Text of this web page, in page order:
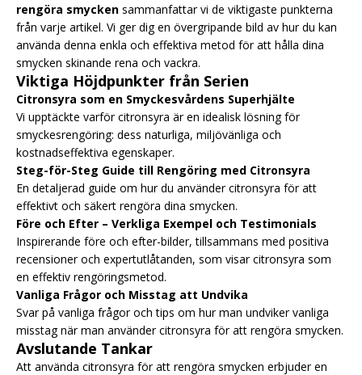
rengöra smycken sammanfattar vi de viktigaste punkterna
från varje artikel. Vi ger dig en övergripande bild av hur du kan
använda denna enkla och effektiva metod för att hålla dina
smycken skinande rena och vackra.
Viktiga Höjdpunkter från Serien
Citronsyra som en Smyckesvårdens Superhjälte
Vi upptäckte varför citronsyra är en idealisk lösning för
smyckesrengöring: dess naturliga, miljövänliga och
kostnadseffektiva egenskaper.
Steg-för-Steg Guide till Rengöring med Citronsyra
En detaljerad guide om hur du använder citronsyra för att
effektivt och säkert rengöra dina smycken.
Före och Efter – Verkliga Exempel och Testimonials
Inspirerande före och efter-bilder, tillsammans med positiva
recensioner och expertutlåtanden, som visar citronsyra som
en effektiv rengöringsmetod.
Vanliga Frågor och Misstag att Undvika
Svar på vanliga frågor och tips om hur man undviker vanliga
misstag när man använder citronsyra för att rengöra smycken.
Avslutande Tankar
Att använda citronsyra för att rengöra smycken erbjuder en